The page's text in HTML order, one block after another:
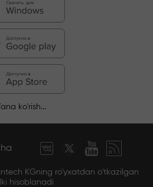
ko'rish...
KGning ro'yxatdan o'tkazilgan
hisoblanadi